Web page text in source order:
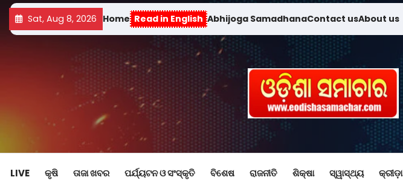
Sat, Aug 8, 2026 Home Read in English Abhijoga SamadhanaContact usAbout us
LIVE କୃଷି ତାଜା ଖବର ପର୍ଯ୍ୟଟନ ଓ ସଂସ୍କୃତି ବିଶେଷ ରାଜନୀତି ଶିକ୍ଷା ସ୍ୱାସ୍ଥ୍ୟ କ୍ରୀଡ଼ା